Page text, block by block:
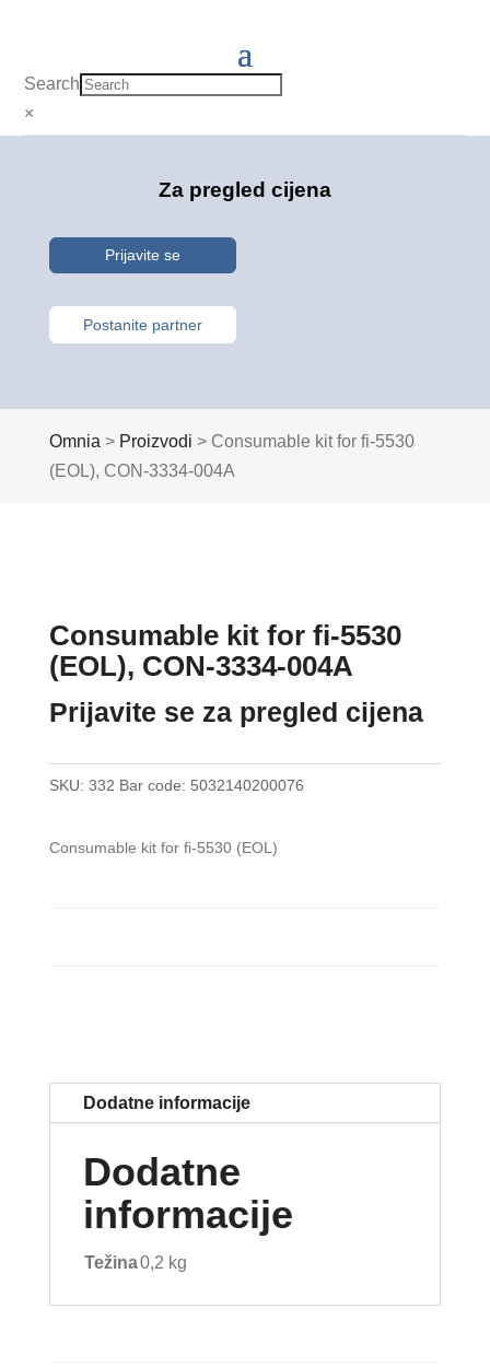
Search
×
Za pregled cijena
Prijavite se
Postanite partner
Omnia > Proizvodi > Consumable kit for fi-5530
(EOL), CON-3334-004A
Consumable kit for fi-5530
(EOL), CON-3334-004A
Prijavite se za pregled cijena
SKU: 332 Bar code: 5032140200076
Consumable kit for fi-5530 (EOL)
Dodatne informacije
Dodatne
informacije
Težina0,2 kg